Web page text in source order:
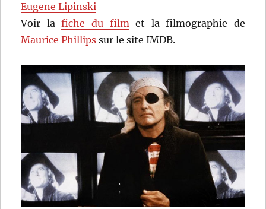
Eugene Lipinski
Voir lafiche du filmet la filmographie de
Maurice Phillips sur le site IMDB.